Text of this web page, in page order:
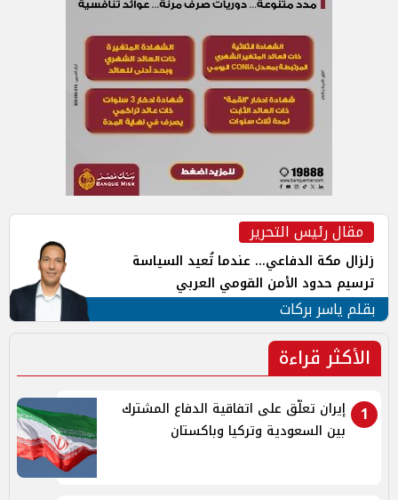
مقال رئيس التحرير
زلزال مكة الدفاعي... عندما تُعيد السياسة
ترسيم حدود الأمن القومي العربي
بقلم ياسر بركات
الأكثر قراءة
1
إيران تعلّق على اتفاقية الدفاع المشترك
بين السعودية وتركيا وباكستان